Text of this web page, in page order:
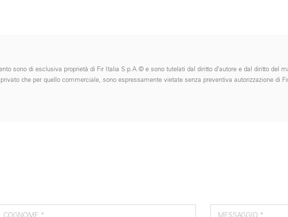
sono di esclusiva proprietà di Fir Italia S.p.A.© e sono tutelati dal diritto d’autore e dal diritto del
che per quello commerciale, sono espressamente vietate senza preventiva autorizzazione di